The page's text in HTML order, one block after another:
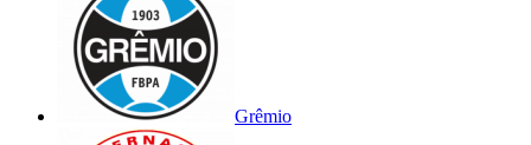
Grêmio